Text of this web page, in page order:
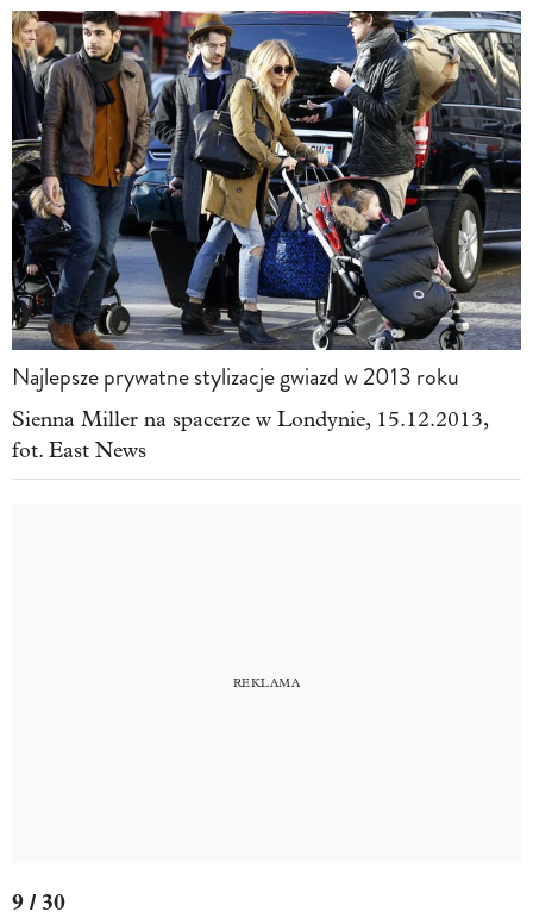
Najlepsze prywatne stylizacje gwiazd w 2013 roku
Sienna Miller na spacerze w Londynie, 15.12.2013,
fot. East News
9 / 30